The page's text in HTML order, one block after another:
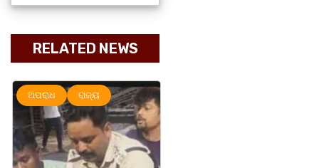
RELATED NEWS
ଅପରାଧ ରାଜ୍ୟ